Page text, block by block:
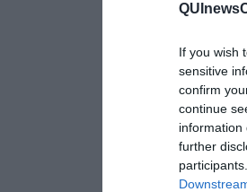
If you wish
sensitive
confirm
continue
information
further